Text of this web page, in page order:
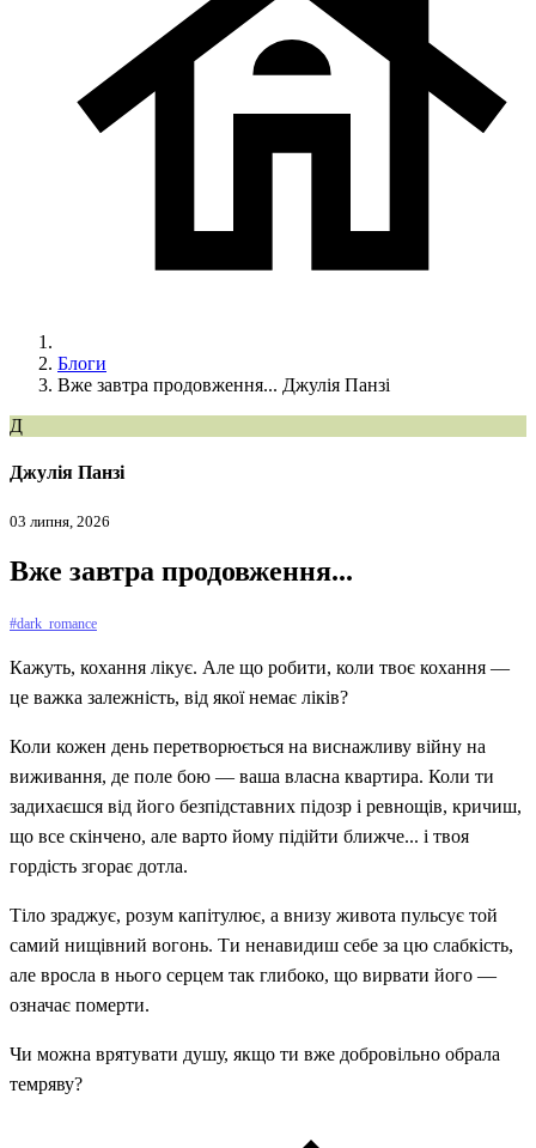
Блоги
Вже завтра продовження... Джулія Панзі
Д
Джулія Панзі
03 липня, 2026
Вже завтра продовження...
#dark_romance
Кажуть, кохання лікує. Але що робити, коли твоє кохання —
це важка залежність, від якої немає ліків?
​Коли кожен день перетворюється на виснажливу війну на
виживання, де поле бою — ваша власна квартира. Коли ти
задихаєшся від його безпідставних підозр і ревнощів, кричиш,
що все скінчено, але варто йому підійти ближче... і твоя
гордість згорає дотла.
​Тіло зраджує, розум капітулює, а внизу живота пульсує той
самий нищівний вогонь. Ти ненавидиш себе за цю слабкість,
але вросла в нього серцем так глибоко, що вирвати його —
означає померти.
​Чи можна врятувати душу, якщо ти вже добровільно обрала
темряву?